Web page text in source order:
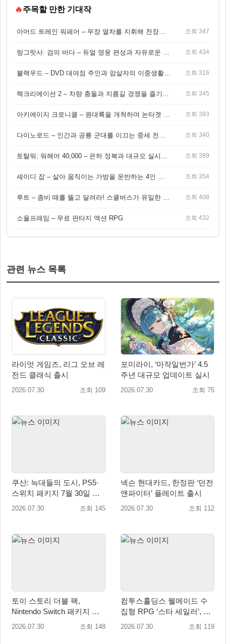
🔥주목할 만한 기대작
조회 347
조회 434
조회 316
조회 345
조회 393
조회 340
조회 389
조회 354
조회 408
소울프레임 – 무료 판타지 액션 RPG 조회 432
관련 뉴스 목록
라이엇 게임즈, 리그 오브 레
전드 클래식 출시
2026.07.30 조회 109
포미라이, ‘마작일번가’ 4.5
주년 대규모 업데이트 실시
2026.07.30 조회 75
쿠산: 늑대들의 도시, PS5·
스위치 패키지 7월 30일 국
내 정식 출시
2026.07.30 조회 145
넥슨 현대카드, 한정판 ‘던전
앤파이터’ 플레이트 출시
2026.07.30 조회 112
토이 스토리 더블 팩,
Nintendo Switch 패키지 예
약판매 시작
2026.07.30 조회 148
컴투스홀딩스 웰메이드 수
집형 RPG ‘스타 세일러’, 여
름맞이 대규모 업데이트
2026.07.30 조회 119